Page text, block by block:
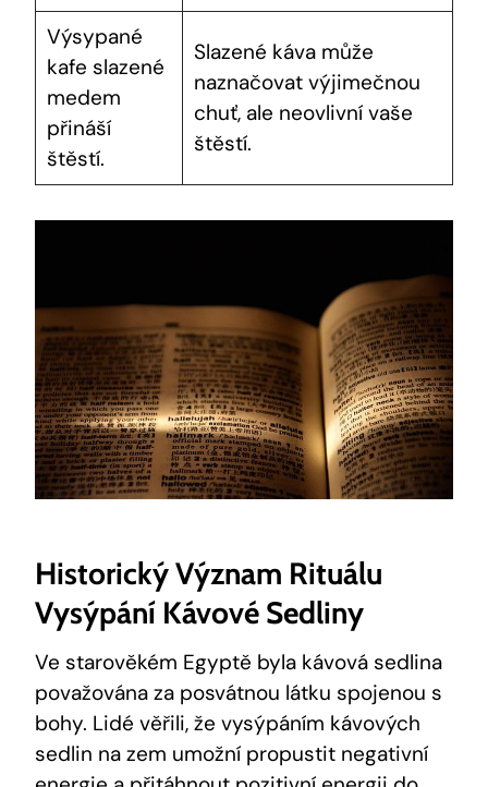
Výsypané
kafe slazené
medem
přináší
štěstí.
Slazené káva může
naznačovat výjimečnou
chuť, ale neovlivní vaše
štěstí.
Historický Význam Rituálu
Vysýpání Kávové Sedliny
Ve starověkém Egyptě byla kávová sedlina
považována za posvátnou látku spojenou s
bohy. Lidé věřili, že vysýpáním kávových
sedlin na zem umožní propustit negativní